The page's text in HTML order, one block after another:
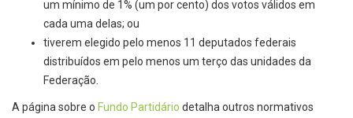
um mínimo de 1% (um por cento) dos votos válidos em
cada uma delas; ou
tiverem elegido pelo menos 11 deputados federais
distribuídos em pelo menos um terço das unidades da
Federação.
A página sobre o Fundo Partidário detalha outros normativos